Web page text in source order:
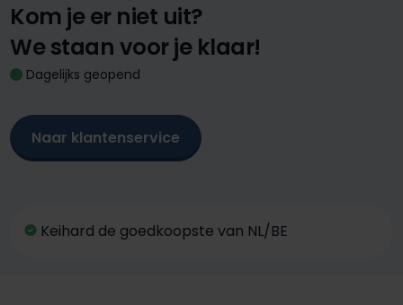
Kom je er niet uit?
We staan voor je klaar!
Dagelijks geopend
Naar klantenservice
Keihard de goedkoopste van NL/BE